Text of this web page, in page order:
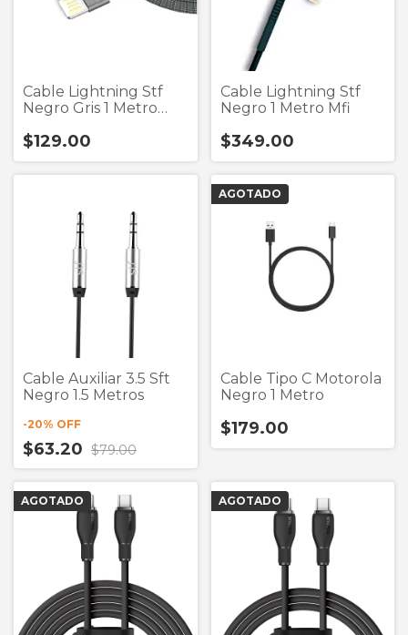
Cable Lightning Stf
Negro Gris 1 Metro
$129.00
Cable Lightning Stf
Negro 1 Metro Mfi
$349.00
Cable Auxiliar 3.5 Sft
Negro 1.5 Metros
-20% OFF
$63.20 $79.00
AGOTADO
Cable Tipo C Motorola
Negro 1 Metro
$179.00
AGOTADO AGOTADO